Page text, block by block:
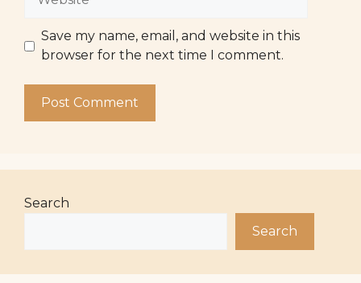
Save my name, email, and website in this
browser for the next time I comment.
Search
Search